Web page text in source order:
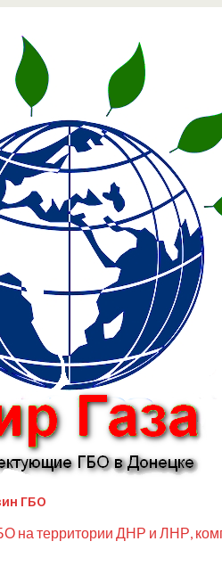
ГБО
на территории ДНР и ЛНР,